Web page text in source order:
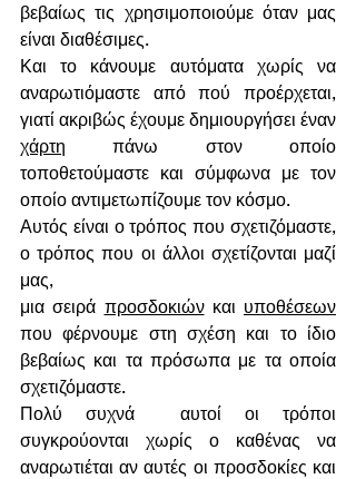
βεβαίως τις χρησιμοποιούμε όταν μας
είναι διαθέσιμες.
Και το κάνουμε αυτόματα χωρίς να
αναρωτιόμαστε από πού προέρχεται,
χάρτη πάνω στον οποίο
τοποθετούμαστε και σύμφωνα με τον
οποίο αντιμετωπίζουμε τον κόσμο.
Αυτός είναι ο τρόπος που σχετιζόμαστε,
ο τρόπος που οι άλλοι σχετίζονται μαζί
μας,
μια σειρά προσδοκιών και υποθέσεων
που φέρνουμε στη σχέση και το ίδιο
βεβαίως και τα πρόσωπα με τα οποία
σχετιζόμαστε.
Πολύ συχνά  αυτοί οι τρόποι
συγκρούονται χωρίς ο καθένας να
αναρωτιέται αν αυτές οι προσδοκίες και